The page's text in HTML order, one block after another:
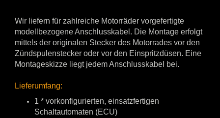
Wir liefern für zahlreiche Motorräder vorgefertigte
modellbezogene Anschlusskabel. Die Montage erfolgt
mittels der originalen Stecker des Motorrades vor den
Zündspulenstecker oder vor den Einspritzdüsen. Eine
Montageskizze liegt jedem Anschlusskabel bei.
Lieferumfang:
1 * vorkonfigurierten, einsatzfertigen
Schaltautomaten (ECU)